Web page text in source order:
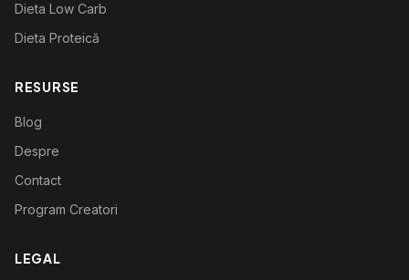
Dieta Low Carb
Dieta Proteică
RESURSE
Blog
Despre
Contact
Program Creatori
LEGAL